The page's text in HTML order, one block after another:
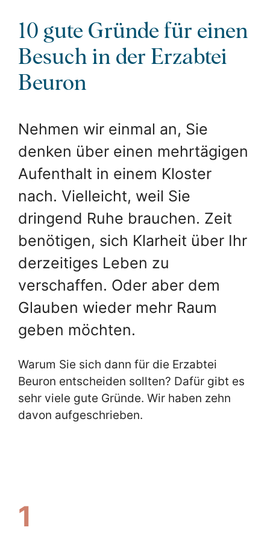
10 gute Gründe für einen
Besuch in der Erzabtei
Beuron
Nehmen wir einmal an, Sie
denken über einen mehrtägigen
Aufenthalt in einem Kloster
nach. Vielleicht, weil Sie
dringend Ruhe brauchen. Zeit
benötigen, sich Klarheit über Ihr
derzeitiges Leben zu
verschaffen. Oder aber dem
Glauben wieder mehr Raum
geben möchten.
Warum Sie sich dann für die Erzabtei
Beuron entscheiden sollten? Dafür gibt es
sehr viele gute Gründe. Wir haben zehn
davon aufgeschrieben.
1